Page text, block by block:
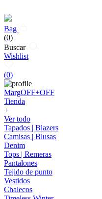
Bag
(0)
Buscar
Wishlist
(0)
MargOFF+OFF
Tienda
+
Ver todo
Tapados | Blazers
Camisas | Blusas
Denim
Tops | Remeras
Pantalones
Tejido de punto
Vestidos
Chalecos